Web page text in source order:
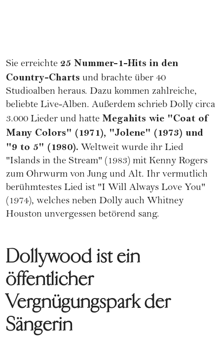
Sie erreichte 25 Nummer-1-Hits in den
Country-Charts und brachte über 40
Studioalben heraus. Dazu kommen zahlreiche,
beliebte Live-Alben. Außerdem schrieb Dolly circa
3.000 Lieder und hatte Megahits wie "Coat of
Many Colors" (1971), "Jolene" (1973) und
"9 to 5" (1980). Weltweit wurde ihr Lied
"Islands in the Stream" (1983) mit Kenny Rogers
zum Ohrwurm von Jung und Alt. Ihr vermutlich
berühmtestes Lied ist "I Will Always Love You"
(1974), welches neben Dolly auch Whitney
Houston unvergessen betörend sang.
Dollywood ist ein
öffentlicher
Vergnügungspark der
Sängerin